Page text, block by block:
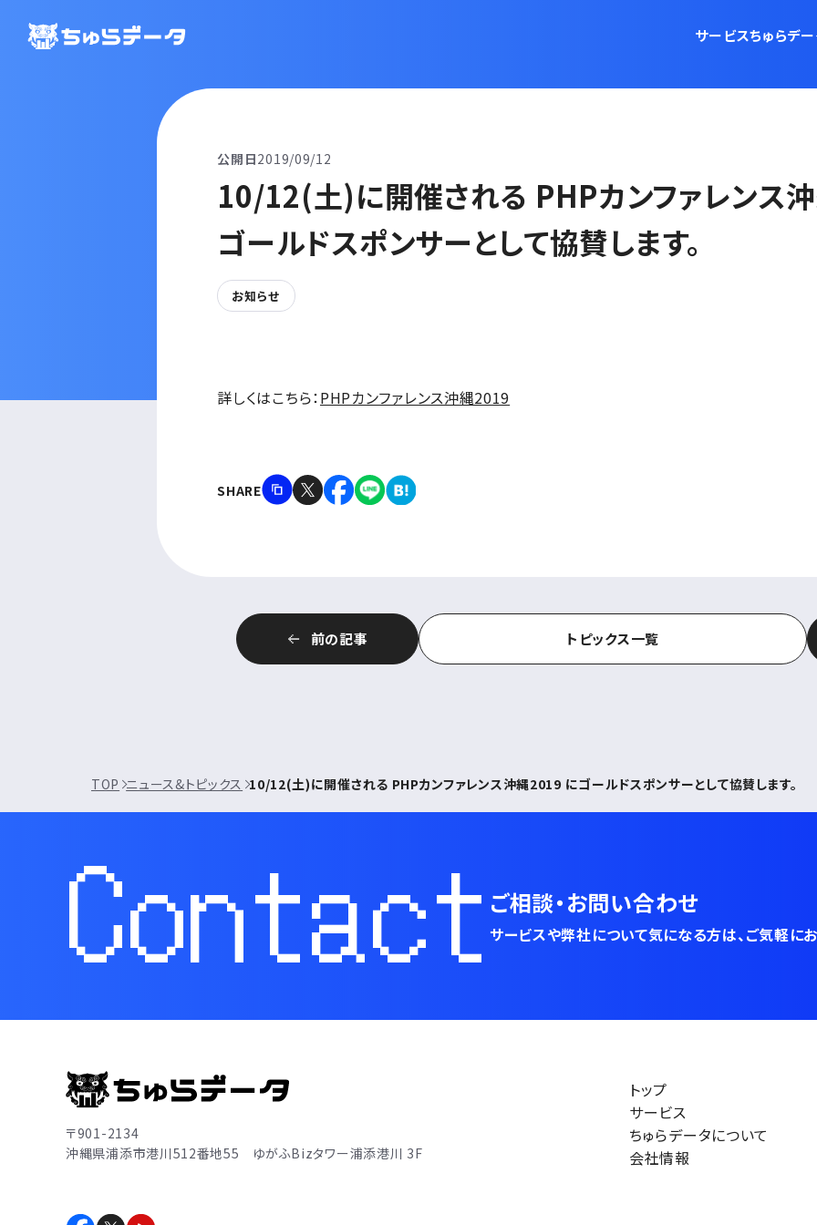
サービスちゅらデ
公開日2019/09/12
10/12(土)に開催される PHPカンファレンス
ゴールドスポンサーとして協賛します。
お知らせ
詳しくはこちら：PHPカンファレンス沖縄2019
SHARE
前の記事 トピックス一覧
TOP ニュース&トピックス 10/12(土)に開催される PHPカンファレンス沖縄2019 にゴールドスポンサーとして協賛します。
Contact ご相談・お問い合わせ
サービスや弊社について気になる方は、 ご気軽に
〒901-2134
沖縄県浦添市港川512番地55 ゆがふBizタワー浦添港川 3F
トップ
サービス
ちゅらデータについて
会社情報